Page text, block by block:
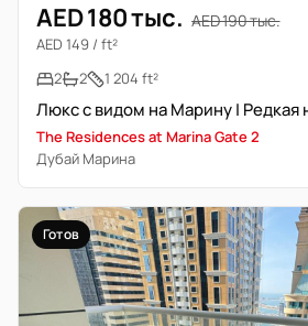
AED 180 тыс. AED 190 тыс.
AED 149 / ft²
2
2 1 204 ft²
Люкс с видом на Марину | Редкая
The Residences at Marina Gate 2
Дубай Марина
Готов